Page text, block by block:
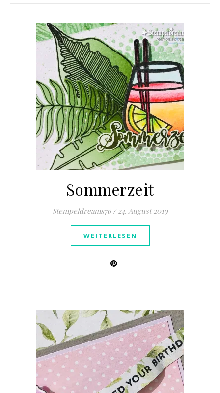
Sommerzeit
Stempeldreams76 / 24. August 2019
WEITERLESEN